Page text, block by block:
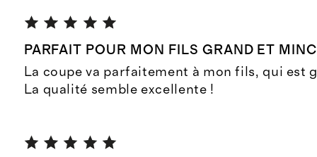
PARFAIT POUR MON FILS GRAND ET
La coupe va parfaitement à mon fils, qui est
La qualité semble excellente !